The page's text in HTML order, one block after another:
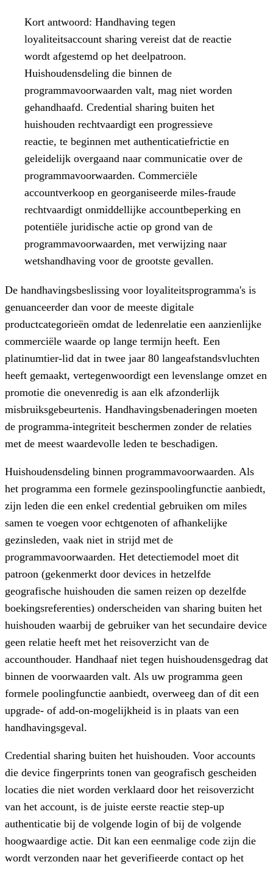
Kort antwoord: Handhaving tegen
loyaliteitsaccount sharing vereist dat de reactie
wordt afgestemd op het deelpatroon.
Huishoudensdeling die binnen de
programmavoorwaarden valt, mag niet worden
gehandhaafd. Credential sharing buiten het
huishouden rechtvaardigt een progressieve
reactie, te beginnen met authenticatiefrictie en
geleidelijk overgaand naar communicatie over de
programmavoorwaarden. Commerciële
accountverkoop en georganiseerde miles-fraude
rechtvaardigt onmiddellijke accountbeperking en
potentiële juridische actie op grond van de
programmavoorwaarden, met verwijzing naar
wetshandhaving voor de grootste gevallen.
De handhavingsbeslissing voor loyaliteitsprogramma's is
genuanceerder dan voor de meeste digitale
productcategorieën omdat de ledenrelatie een aanzienlijke
commerciële waarde op lange termijn heeft. Een
platinumtier-lid dat in twee jaar 80 langeafstandsvluchten
heeft gemaakt, vertegenwoordigt een levenslange omzet en
promotie die onevenredig is aan elk afzonderlijk
misbruiksgebeurtenis. Handhavingsbenaderingen moeten
de programma-integriteit beschermen zonder de relaties
met de meest waardevolle leden te beschadigen.
Huishoudensdeling binnen programmavoorwaarden. Als
het programma een formele gezinspoolingfunctie aanbiedt,
zijn leden die een enkel credential gebruiken om miles
samen te voegen voor echtgenoten of afhankelijke
gezinsleden, vaak niet in strijd met de
programmavoorwaarden. Het detectiemodel moet dit
patroon (gekenmerkt door devices in hetzelfde
geografische huishouden die samen reizen op dezelfde
boekingsreferenties) onderscheiden van sharing buiten het
huishouden waarbij de gebruiker van het secundaire device
geen relatie heeft met het reisoverzicht van de
accounthouder. Handhaaf niet tegen huishoudensgedrag dat
binnen de voorwaarden valt. Als uw programma geen
formele poolingfunctie aanbiedt, overweeg dan of dit een
upgrade- of add-on-mogelijkheid is in plaats van een
handhavingsgeval.
Credential sharing buiten het huishouden. Voor accounts
die device fingerprints tonen van geografisch gescheiden
locaties die niet worden verklaard door het reisoverzicht
van het account, is de juiste eerste reactie step-up
authenticatie bij de volgende login of bij de volgende
hoogwaardige actie. Dit kan een eenmalige code zijn die
wordt verzonden naar het geverifieerde contact op het